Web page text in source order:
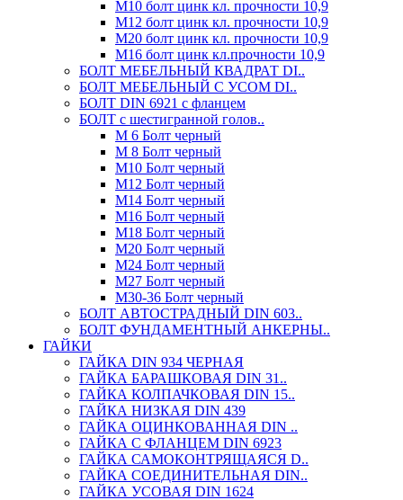
М10 болт цинк кл. прочности 10,9
М12 болт цинк кл. прочности 10,9
М20 болт цинк кл. прочности 10,9
М16 болт цинк кл.прочности 10,9
БОЛТ МЕБЕЛЬНЫЙ КВАДРАТ DI..
БОЛТ МЕБЕЛЬНЫЙ С УСОМ DI..
БОЛТ DIN 6921 c фланцем
БОЛТ с шестигранной голов..
М 6 Болт черный
М 8 Болт черный
М10 Болт черный
М12 Болт черный
М14 Болт черный
М16 Болт черный
М18 Болт черный
М20 Болт черный
М24 Болт черный
М27 Болт черный
М30-36 Болт черный
БОЛТ АВТОСТРАДНЫЙ DIN 603..
БОЛТ ФУНДАМЕНТНЫЙ АНКЕРНЫ..
ГАЙКИ
ГАЙКА DIN 934 ЧЕРНАЯ
ГАЙКА БАРАШКОВАЯ DIN 31..
ГАЙКА КОЛПАЧКОВАЯ DIN 15..
ГАЙКА НИЗКАЯ DIN 439
ГАЙКА ОЦИНКОВАННАЯ DIN ..
ГАЙКА С ФЛАНЦЕМ DIN 6923
ГАЙКА САМОКОНТРЯЩАЯСЯ D..
ГАЙКА СОЕДИНИТЕЛЬНАЯ DIN..
ГАЙКА УСОВАЯ DIN 1624